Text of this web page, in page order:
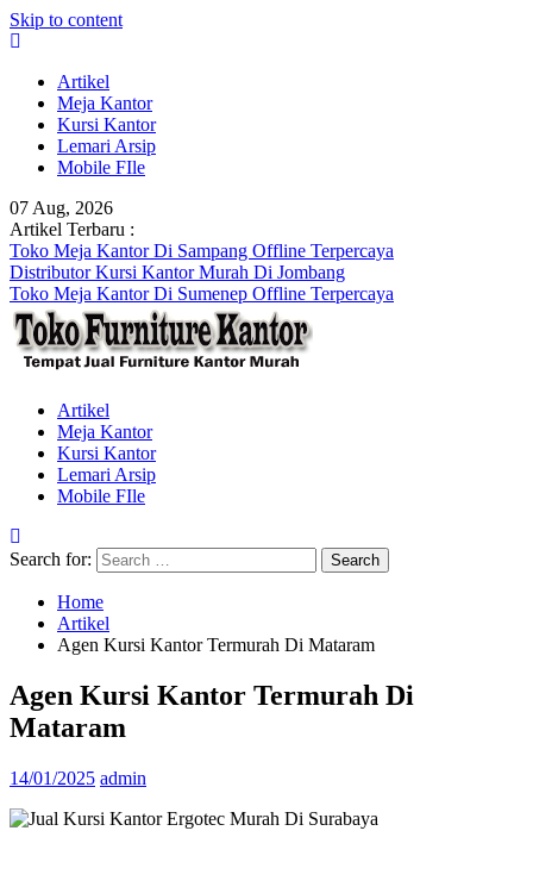
Skip to content
Artikel
Meja Kantor
Kursi Kantor
Lemari Arsip
Mobile FIle
07 Aug, 2026
Artikel Terbaru :
Toko Meja Kantor Di Sampang Offline Terpercaya
Distributor Kursi Kantor Murah Di Jombang
Toko Meja Kantor Di Sumenep Offline Terpercaya
Artikel
Meja Kantor
Kursi Kantor
Lemari Arsip
Mobile FIle
Search for:
Home
Artikel
Agen Kursi Kantor Termurah Di Mataram
Agen Kursi Kantor Termurah Di
Mataram
14/01/2025 admin